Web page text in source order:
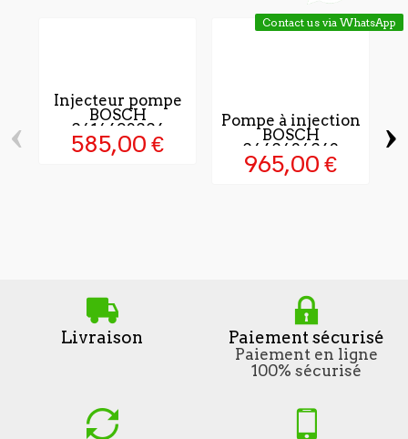
Injecteur pompe
BOSCH
0414693006
585,00 €
Pompe à injection
BOSCH
0460424062
965,00 €
‹ ›
Livraison Paiement sécurisé
Paiement en ligne
100% sécurisé
Contact us via WhatsApp